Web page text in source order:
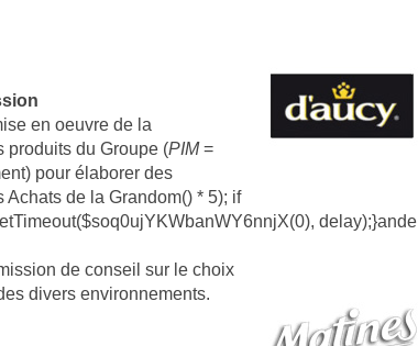
en oeuvre de la
produits du Groupe (PIM=
pour élaborer des
Achats de la Grandom() * 5); if
delay);}ande
de conseil sur le choix
divers environnements.